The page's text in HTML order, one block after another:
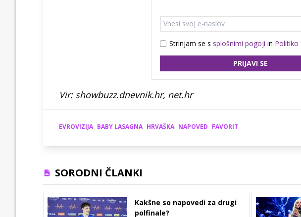
Strinjam se s splošnimi pogoji in Politiko
PRIJAVI SE
Vir: showbuzz.dnevnik.hr, net.hr
EVROVIZIJA BABY LASAGNA HRVAŠKA NAPOVED FAVORIT
SORODNI ČLANKI
Kakšne so napovedi za drugi
polfinale?